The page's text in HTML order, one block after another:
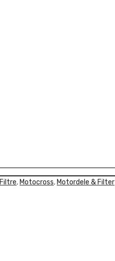
Filtre, Motocross, Motordele & Filter